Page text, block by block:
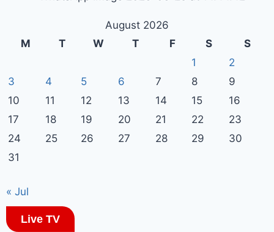
August 2026
M
T W T F S
S
1
2
3
4 5 6 7 8
9
10
11 12 13 14 15
16
17
18 19 20 21 22
23
24
25 26 27 28 29
30
31
« Jul
Live TV